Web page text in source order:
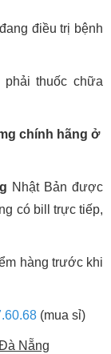
điều trị bệnh
thuốc chữa
chính hãng ở
Nhật Bản được
có bill trực tiếp,
hàng trước khi
(mua sỉ)
Nẵng